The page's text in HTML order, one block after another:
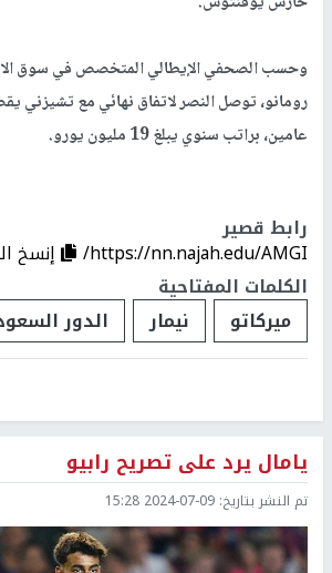
وحسب الصحفي الإيطالي المتخصص في سوق
رومانو، توصل النصر لاتفاق نهائي مع تشيزني
عامين، براتب سنوي يبلغ 19 مليون يورو.
رابط قصير
https://nn.najah.edu/AMGI/
إنسخ
الكلمات المفتاحية
ميركاتو
نيمار الدور
يامال يرد على تصريح رابيو
تم النشر بتاريخ: 2024-07-09 15:28